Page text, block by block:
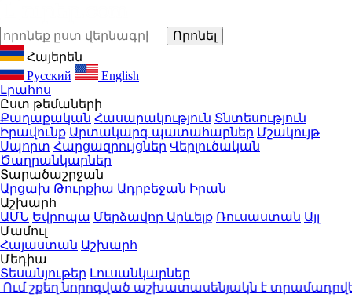
Հայերեն
Русский
English
Լրահոս
Ըստ թեմաների
Քաղաքական Հասարակություն Տնտեսություն
Իրավունք Արտակարգ պատահարներ Մշակույթ
Սպորտ Հարցազրույցներ Վերլուծական
Ծաղրանկարներ
Տարածաշրջան
Արցախ Թուրքիա Ադրբեջան Իրան
Աշխարհ
ԱՄՆ Եվրոպա Մերձավոր Արևելք Ռուսաստան Այլ
Մամուլ
Հայաստան Աշխարհ
Մեդիա
Տեսանյութեր Լուսանկարներ
շքեղ նորոգված աշխատասենյակն է տրամադրվել